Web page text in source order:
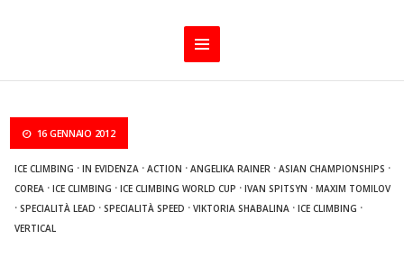
16 GENNAIO 2012
ICE CLIMBING ·IN EVIDENZA ·ACTION ·ANGELIKA RAINER ·ASIAN CHAMPIONSHIPS ·
COREA ·ICE CLIMBING ·ICE CLIMBING WORLD CUP ·IVAN SPITSYN ·MAXIM TOMILOV
·SPECIALITÀ LEAD ·SPECIALITÀ SPEED ·VIKTORIA SHABALINA ·ICE CLIMBING ·
VERTICAL